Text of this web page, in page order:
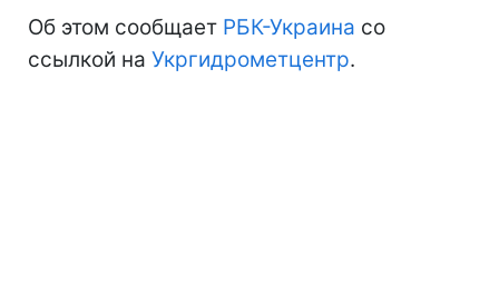
Об этом сообщает РБК-Украина со
ссылкой на Укргидрометцентр.